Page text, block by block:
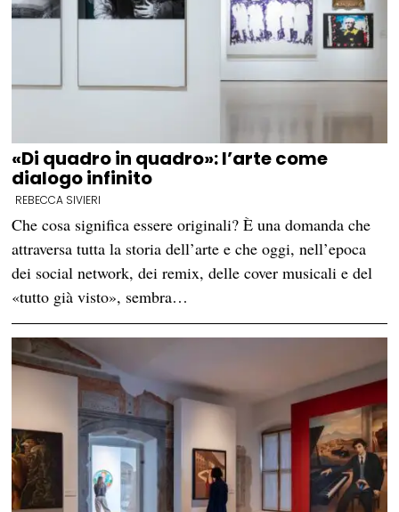
«Di quadro in quadro»: l’arte come
dialogo infinito
REBECCA SIVIERI
Che cosa significa essere originali? È una domanda che
attraversa tutta la storia dell’arte e che oggi, nell’epoca
dei social network, dei remix, delle cover musicali e del
«tutto già visto», sembra…